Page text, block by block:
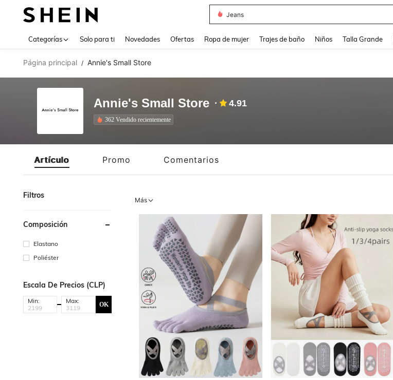
Jeans
Categorías Solo para ti Novedades Ofertas Ropa de mujer Trajes de baño Niños Talla Grande
Página principal / Annie's Small Store
Annie's Small Store 4.91
362 Vendido recientemente
Artículo Promo Comentarios
Filtros
Composición
Elastano
Poliéster
Escala De Precios (CLP)
Min: Max: OK
Más